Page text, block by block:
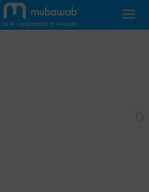
De #1 vastgoedsite in Marokko